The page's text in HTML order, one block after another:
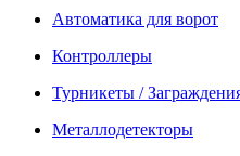
Автоматика для ворот
Контроллеры
Турникеты /
Металлодетекторы